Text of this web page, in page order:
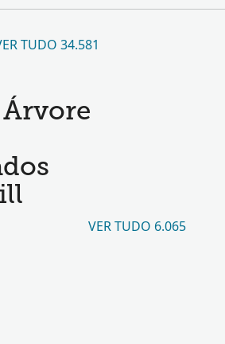
TUDO 34.581
Árvore
VER TUDO 6.065